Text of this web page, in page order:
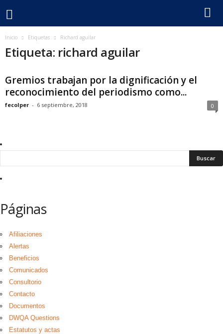
p
e
Inicio Etiquetas Richard aguilar
Etiqueta: richard aguilar
Gremios trabajan por la dignificación y el
reconocimiento del periodismo como...
fecolper - 6 septiembre, 2018 0
Páginas
Afiliaciones
Alertas
Beneficios
Comunicados
Consultorio
Contacto
Documentos
DWQA Questions
Estatutos y actas